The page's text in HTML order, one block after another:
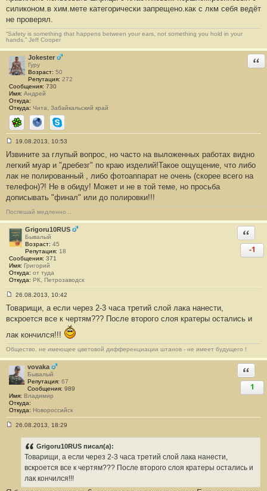
б
щ
н
и
е
#
3
3
0
силиконом.в хим.мете категорически запрещено.как с лкм себя ведёт
не проверял.
“Safety is something that happens between your ears, not something you hold in your
hands.” Jeff Cooper
Jokester
Гуру
Возраст: 50
Репутация: 272
Сообщения: 730
Имя: Андрей
Откуда:
Откуда: Чита, Забайкальский край
ICQ СайтSkype
о
б
щ
н
и
#
1
19.08.2013, 10:53
Извините за глупый вопрос, но часто на выложенных работах видно
легкий муар и "дребезг" по краю изделий!Такое ощущение, что либо
лак не полированный , либо фотоаппарат не очень (скорее всего на
телефон)?! Не в обиду! Может и не в той теме, но просьба
дописывать "финал" или до полировки!!!
Поспешай медленно...
Grigoru10RUS
Бывалый
Возраст: 45
Репутация: 18
Сообщения: 371
Имя: Григорий
Откуда: от туда
Откуда: РК, Петрозаводск
-1
о
б
е
н
и
е
#
3
3
2
26.08.2013, 10:42
Товарищи, а если через 2-3 часа третий слой лака нанести,
вскроется все к чертям??? После второго слоя кратеры остались и
лак кончился!!!
Общество, не имеющее цветовой дифференциации штанов - не имеет будущего !
vovaka
Бывалый
Репутация: 67
Сообщения: 989
Имя: Владимир
Откуда:
Откуда: Новороссийск
1
26.08.2013, 18:29
Grigoru10RUS писал(а):
Товарищи, а если через 2-3 часа третий слой лака нанести,
вскроется все к чертям??? После второго слоя кратеры остались и
лак кончился!!!